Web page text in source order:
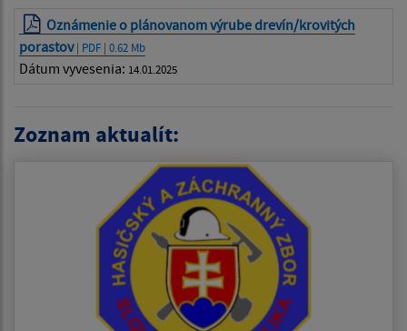
Oznámenie o plánovanom výrube drevín/krovitých
porastov| PDF | 0.62 Mb
Dátum vyvesenia: 14.01.2025
Zoznam aktualít: